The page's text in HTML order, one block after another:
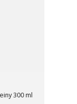
300 ml